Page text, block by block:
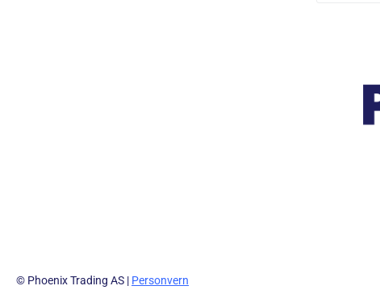
© Phoenix Trading AS | Personvern